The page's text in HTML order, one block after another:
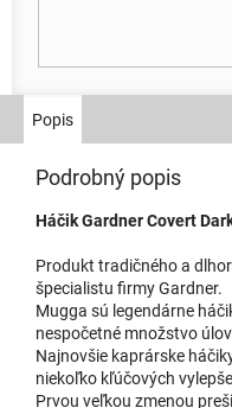
Popis
Podrobný popis
Háčik Gardner Covert
Produkt tradičného a
špecialistu firmy Gardner.
Mugga sú legendárne
nespočetné množstvo
Najnovšie kaprárske
niekoľko kľúčových
Prvou veľkou zmenou